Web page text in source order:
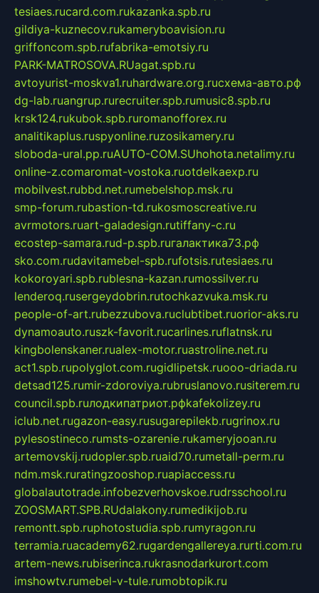
tesiaes.rucard.com.rukazanka.spb.ru
gildiya-kuznecov.rukameryboavision.ru
griffoncom.spb.rufabrika-emotsiy.ru
PARK-MATROSOVA.RUagat.spb.ru
avtoyurist-moskva1.ruhardware.org.ruсхема-авто.рф
dg-lab.ruangrup.rurecruiter.spb.rumusic8.spb.ru
krsk124.rukubok.spb.ruromanofforex.ru
analitikaplus.ruspyonline.ruzosikamery.ru
sloboda-ural.pp.ruAUTO-COM.SUhohota.netalimy.ru
online-z.comaromat-vostoka.ruotdelkaexp.ru
mobilvest.rubbd.net.rumebelshop.msk.ru
smp-forum.rubastion-td.rukosmoscreative.ru
avrmotors.ruart-galadesign.rutiffany-c.ru
ecostep-samara.rud-p.spb.ruгалактика73.рф
sko.com.rudavitamebel-spb.rufotsis.rutesiaes.ru
kokoroyari.spb.rublesna-kazan.rumossilver.ru
lenderoq.rusergeydobrin.rutochkazvuka.msk.ru
people-of-art.rubezzubova.ruclubtibet.ruorior-aks.ru
dynamoauto.ruszk-favorit.rucarlines.ruflatnsk.ru
kingbolenskaner.rualex-motor.ruastroline.net.ru
act1.spb.rupolyglot.com.rugidlipetsk.ruooo-driada.ru
detsad125.rumir-zdoroviya.rubruslanovo.rusiterem.ru
council.spb.ruлодкипатриот.рфkafekolizey.ru
iclub.net.rugazon-easy.rusugarepilekb.rugrinox.ru
pylesostineco.rumsts-ozarenie.rukameryjooan.ru
artemovskij.rudopler.spb.ruaid70.rumetall-perm.ru
ndm.msk.ruratingzooshop.ruapiaccess.ru
globalautotrade.infobezverhovskoe.rudrsschool.ru
ZOOSMART.SPB.RUdalakony.rumedikijob.ru
remontt.spb.ruphotostudia.spb.rumyragon.ru
terramia.ruacademy62.rugardengallereya.rurti.com.ru
artem-news.rubiserinca.rukrasnodarkurort.com
imshowtv.rumebel-v-tule.rumobtopik.ru